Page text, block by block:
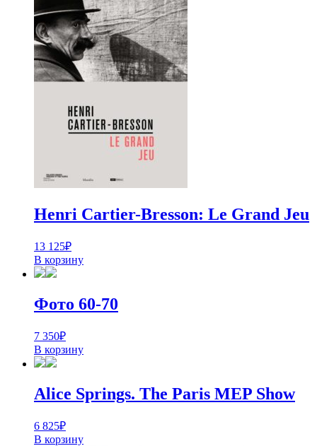
Henri Cartier-Bresson: Le Grand Jeu
13 125₽
В корзину
Фото 60-70
7 350₽
В корзину
Alice Springs. The Paris MEP Show
6 825₽
В корзину